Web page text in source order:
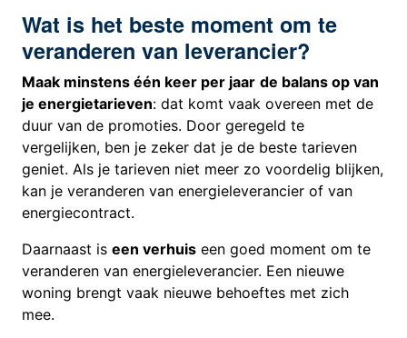
Wat is het beste moment om te
veranderen van leverancier?
Maak minstens één keer per jaar de balans op van
je energietarieven: dat komt vaak overeen met de
duur van de promoties. Door geregeld te
vergelijken, ben je zeker dat je de beste tarieven
geniet. Als je tarieven niet meer zo voordelig blijken,
kan je veranderen van energieleverancier of van
energiecontract.
Daarnaast iseen verhuis een goed moment om te
veranderen van energieleverancier. Een nieuwe
woning brengt vaak nieuwe behoeftes met zich
mee.